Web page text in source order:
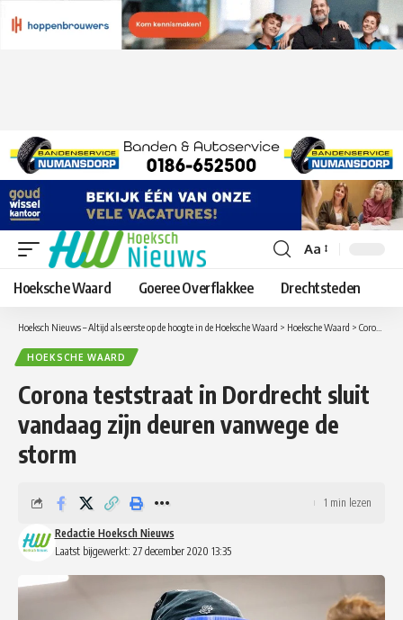
Lettergrootte
aanpassen
Aa
Hoeksche Waard Goeree Overflakkee Drechtsteden
Hoeksch Nieuws – Altijd als eerste op de hoogte in de Hoeksche Waard > Hoeksche Waard > Corona teststraat in Dordrecht sluit vandaag zijn deuren vanwege de storm
HOEKSCHE WAARD
Corona teststraat in Dordrecht sluit
vandaag zijn deuren vanwege de
storm
Laatst bijgewerkt: 27 december 2020 13:35
Redactie Hoeksch Nieuws
1 min lezen